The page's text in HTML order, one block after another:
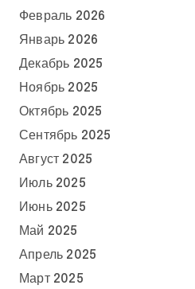
Февраль 2026
Январь 2026
Декабрь 2025
Ноябрь 2025
Октябрь 2025
Сентябрь 2025
Август 2025
Июль 2025
Июнь 2025
Май 2025
Апрель 2025
Март 2025